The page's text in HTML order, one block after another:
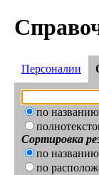
Персоналии
по названию
Сортировка
по названию
по